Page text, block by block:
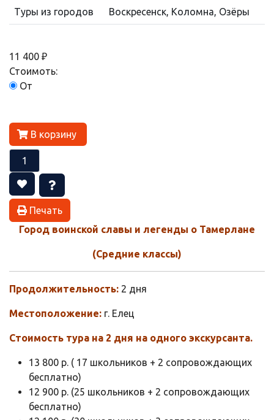
Туры из городов Воскресенск, Коломна, Озёры
11 400 ₽
Стоимоть:
От
В корзину
Печать
Город воинской славы и легенды о Тамерлане
(Средние классы)
Продолжительность: 2 дня
Местоположение: г. Елец
Стоимость тура на 2 дня на одного экскурсанта.
13 800 р. ( 17 школьников + 2 сопровождающих
бесплатно)
12 900 р. (25 школьников + 2 сопровождающих
бесплатно)